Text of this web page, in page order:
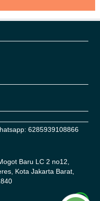
6285939108866
Baru LC 2 no12,
Kota Jakarta Barat,